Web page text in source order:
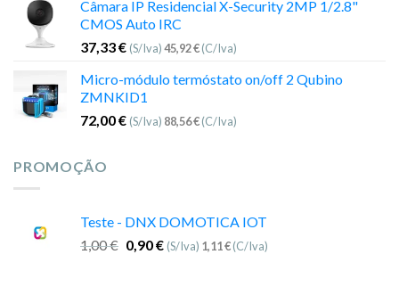
Câmara IP Residencial X-Security 2MP 1/2.8"
CMOS Auto IRC
37,33€ (S/Iva)45,92€(C/Iva)
Micro-módulo termóstato on/off 2 Qubino
ZMNKID1
72,00€ (S/Iva) 88,56€(C/Iva)
PROMOÇÃO
Teste - DNX DOMOTICA IOT
1,00€ 0,90€ (S/Iva) 1,11€(C/Iva)